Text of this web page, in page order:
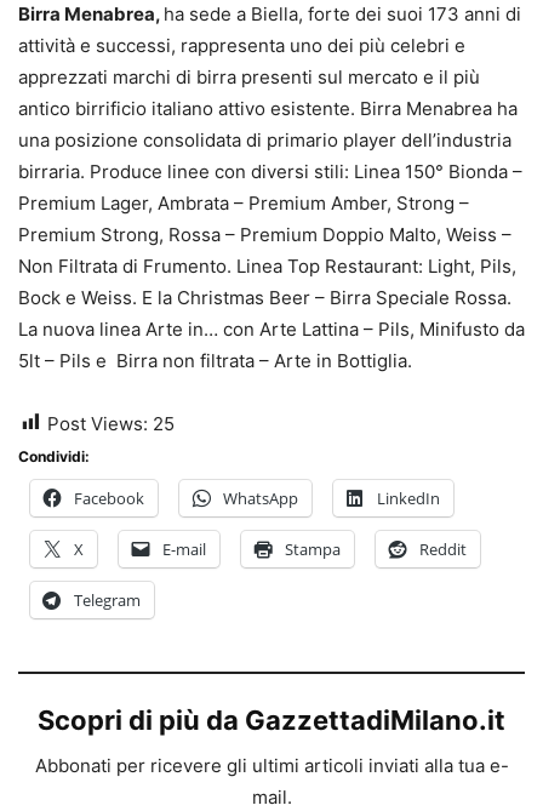
Birra Menabrea, ha sede a Biella, forte dei suoi 173 anni di
attività e successi, rappresenta uno dei più celebri e
apprezzati marchi di birra presenti sul mercato e il più
antico birrificio italiano attivo esistente. Birra Menabrea ha
una posizione consolidata di primario player dell’industria
birraria. Produce linee con diversi stili: Linea 150° Bionda –
Premium Lager, Ambrata – Premium Amber, Strong –
Premium Strong, Rossa – Premium Doppio Malto, Weiss –
Non Filtrata di Frumento. Linea Top Restaurant: Light, Pils,
Bock e Weiss. E la Christmas Beer – Birra Speciale Rossa.
La nuova linea Arte in… con Arte Lattina – Pils, Minifusto da
5lt – Pils e Birra non filtrata – Arte in Bottiglia.
Post Views: 25
Condividi:
Facebook WhatsApp LinkedIn
X E-mail Stampa Reddit
Telegram
Scopri di più da GazzettadiMilano.it
Abbonati per ricevere gli ultimi articoli inviati alla tua e-
mail.